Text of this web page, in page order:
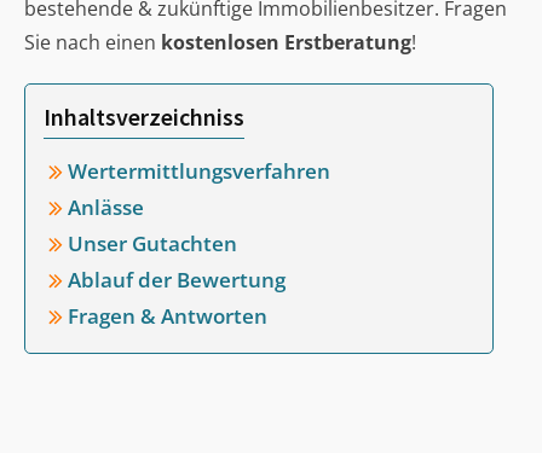
bestehende & zukünftige Immobilienbesitzer. Fragen
Sie nach einen kostenlosen Erstberatung!
Inhaltsverzeichniss
Wertermittlungsverfahren
Anlässe
Unser Gutachten
Ablauf der Bewertung
Fragen & Antworten